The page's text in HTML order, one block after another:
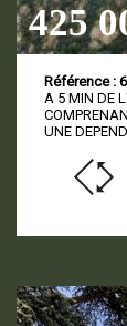
425
Référence :
A 5 MIN DE
UNE